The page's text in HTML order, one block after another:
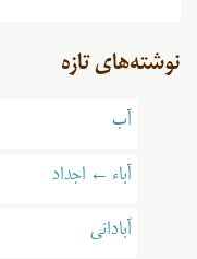
نوشته‌های تازه
آب
آباء ← اجداد
آبادانی